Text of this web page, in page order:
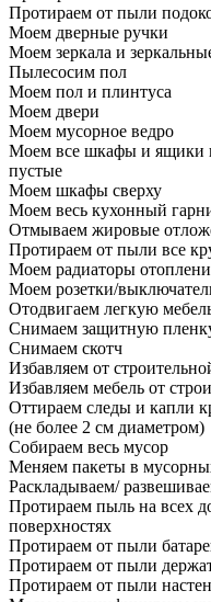
Протираем от пыли
Моем дверные ручки
Моем зеркала и
Пылесосим пол
Моем пол и плинтуса
Моем двери
Моем мусорное ведро
Моем все шкафы и ящики
пустые
Моем шкафы сверху
Моем весь кухонный
Отмываем жировые
Протираем от пыли все
Моем радиаторы
Моем розетки/
Отодвигаем легкую
Снимаем защитную
Снимаем скотч
Избавляем от
Избавляем мебель от
Оттираем следы и капли
(не более 2 см диаметром)
Собираем весь мусор
Меняем пакеты в
Раскладываем/
Протираем пыль на всех
поверхностях
Протираем от пыли
Протираем от пыли
Протираем от пыли